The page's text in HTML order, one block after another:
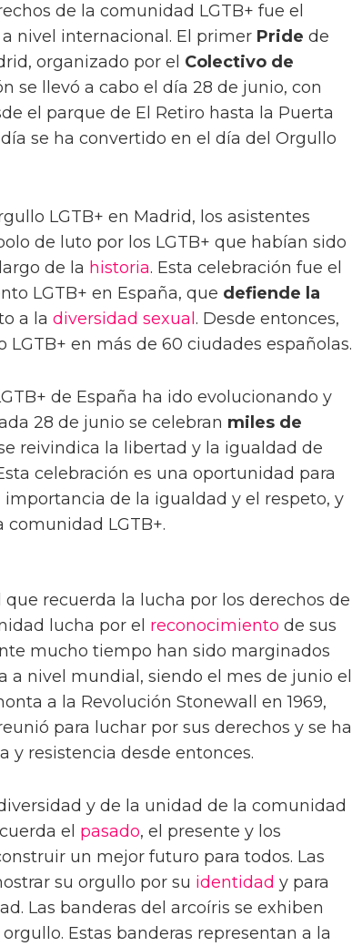
de la comunidad LGTB+ fue el
nivel internacional. El primer Pride de
organizado por el Colectivo de
se llevó a cabo el día 28 de junio, con
el parque de El Retiro hasta la Puerta
se ha convertido en el día del Orgullo
LGTB+ en Madrid, los asistentes
de luto por los LGTB+ que habían sido
de la historia. Esta celebración fue el
LGTB+ en España, que defiende la
a la diversidad sexual . Desde entonces,
en más de 60 ciudades españolas.
de España ha ido evolucionando y
28 de junio se celebran miles de
reivindica la libertad y la igualdad de
celebración es una oportunidad para
de la igualdad y el respeto, y
comunidad LGTB+.
recuerda la lucha por los derechos de
lucha por el reconocimiento de sus
mucho tiempo han sido marginados
a nivel mundial, siendo el mes de junio el
a la Revolución Stonewall en 1969,
para luchar por sus derechos y se ha
y resistencia desde entonces.
y de la unidad de la comunidad
el pasado, el presente y los
un mejor futuro para todos. Las
su orgullo por su identidad y para
Las banderas del arcoíris se exhiben
Estas banderas representan a la